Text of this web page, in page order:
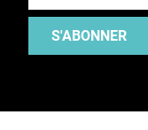
S'ABONNER